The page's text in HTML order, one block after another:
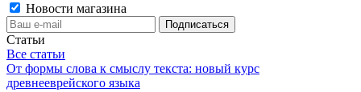
Новости магазина
Статьи
Все статьи
От формы слова к смыслу текста: новый курс
древнееврейского языка